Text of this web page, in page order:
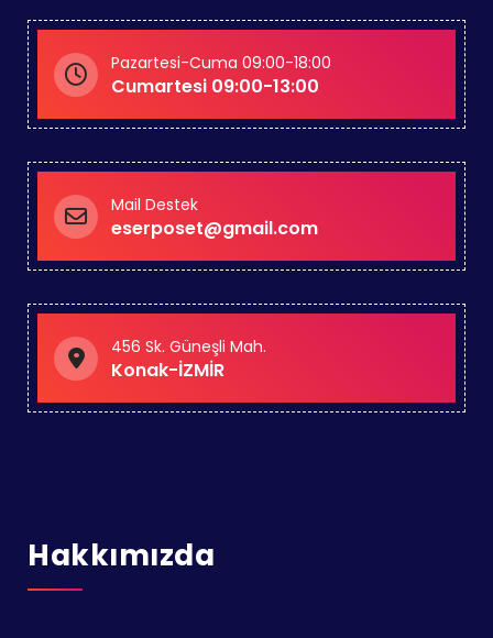
Pazartesi-Cuma 09:00-18:00
Cumartesi 09:00-13:00
Mail Destek
eserposet@gmail.com
456 Sk. Güneşli Mah.
Konak-İZMİR
Hakkımızda